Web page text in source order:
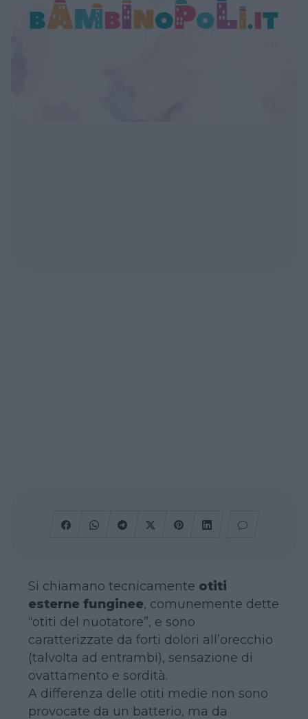
Si chiamano tecnicamente otiti
esterne funginee, comunemente dette
“otiti del nuotatore”, e sono
caratterizzate da forti dolori all’orecchio
(talvolta ad entrambi), sensazione di
ovattamento e sordità.
A differenza delle otiti medie non sono
provocate da un batterio, ma da